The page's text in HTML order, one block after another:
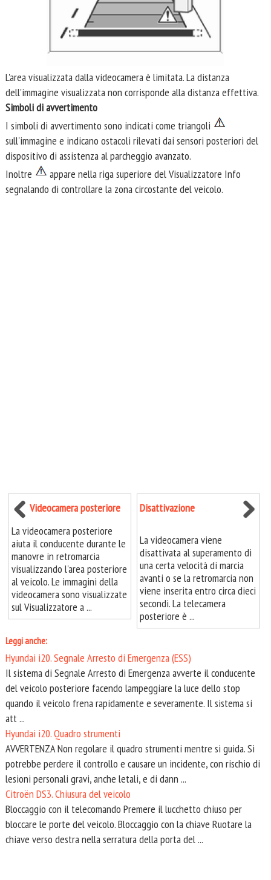
L'area visualizzata dalla videocamera è limitata. La distanza
dell'immagine visualizzata non corrisponde alla distanza effettiva.
Simboli di avvertimento
I simboli di avvertimento sono indicati come triangoli
sull'immagine e indicano ostacoli rilevati dai sensori posteriori del
dispositivo di assistenza al parcheggio avanzato.
Inoltre
appare nella riga superiore del Visualizzatore Info
segnalando di controllare la zona circostante del veicolo.
Videocamera posteriore
La videocamera posteriore
aiuta il conducente durante le
manovre in retromarcia
visualizzando l'area posteriore
al veicolo. Le immagini della
videocamera sono visualizzate
sul Visualizzatore a ...
Disattivazione
La videocamera viene
disattivata al superamento di
una certa velocità di marcia
avanti o se la retromarcia non
viene inserita entro circa dieci
secondi. La telecamera
posteriore è ...
Leggi anche:
Hyundai i20. Segnale Arresto di Emergenza (ESS)
Il sistema di Segnale Arresto di Emergenza avverte il conducente
del veicolo posteriore facendo lampeggiare la luce dello stop
quando il veicolo frena rapidamente e severamente. Il sistema si
att ...
Hyundai i20. Quadro strumenti
AVVERTENZA Non regolare il quadro strumenti mentre si guida. Si
potrebbe perdere il controllo e causare un incidente, con rischio di
lesioni personali gravi, anche letali, e di dann ...
Citroën DS3. Chiusura del veicolo
Bloccaggio con il telecomando Premere il lucchetto chiuso per
bloccare le porte del veicolo. Bloccaggio con la chiave Ruotare la
chiave verso destra nella serratura della porta del ...